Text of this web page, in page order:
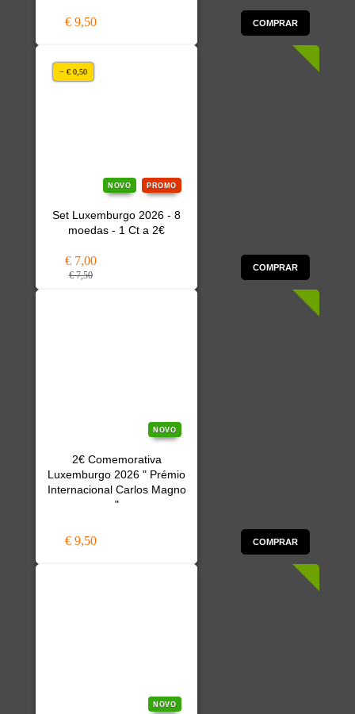
€ 9,50 COMPRAR
NOVO PROMO
Set Luxemburgo 2026 - 8
moedas - 1 Ct a 2€
€ 7,00
€ 7,50
COMPRAR
− € 0,50
NOVO
2€ Comemorativa
Luxemburgo 2026 " Prémio
Internacional Carlos Magno
"
€ 9,50 COMPRAR
NOVO